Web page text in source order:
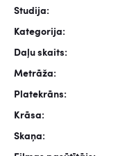
Studija:
Kategorija:
Daļu skaits:
Metrāža:
Platekrāns:
Krāsa:
Skaņa: